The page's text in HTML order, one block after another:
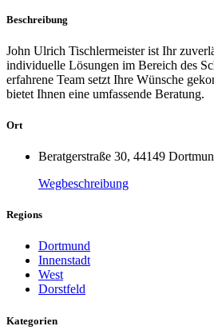
Beschreibung
John Ulrich Tischlermeister ist Ihr
individuelle Lösungen im Bereich des
erfahrene Team setzt Ihre Wünsche
bietet Ihnen eine umfassende Beratung.
Ort
Beratgerstraße 30, 44149
Wegbeschreibung
Regions
Dortmund
Innenstadt
West
Dorstfeld
Kategorien